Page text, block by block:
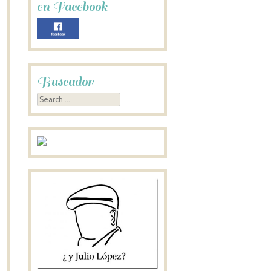
en Facebook
Buscador
Search